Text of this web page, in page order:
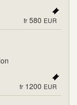
fr 580 EUR
fr 1200 EUR